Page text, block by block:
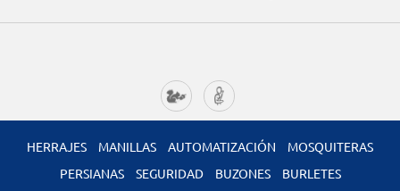
HERRAJES MANILLAS AUTOMATIZACIÓN
MOSQUITERAS
PERSIANAS
SEGURIDAD BUZONES BURLETES